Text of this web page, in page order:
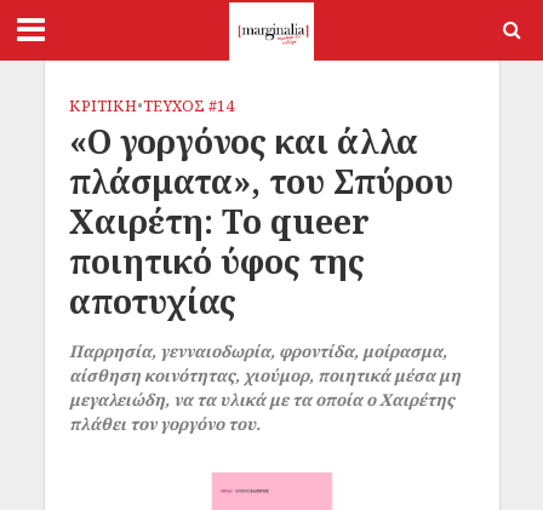
ΚΡΙΤΙΚΗ•ΤΕΥΧΟΣ #14
«Ο γοργόνος και άλλα
πλάσματα», του Σπύρου
Χαιρέτη: Το queer
ποιητικό ύφος της
αποτυχίας
Παρρησία, γενναιοδωρία, φροντίδα, μοίρασμα,
αίσθηση κοινότητας, χιούμορ, ποιητικά μέσα μη
μεγαλειώδη, να τα υλικά με τα οποία ο Χαιρέτης
πλάθει τον γοργόνο του.